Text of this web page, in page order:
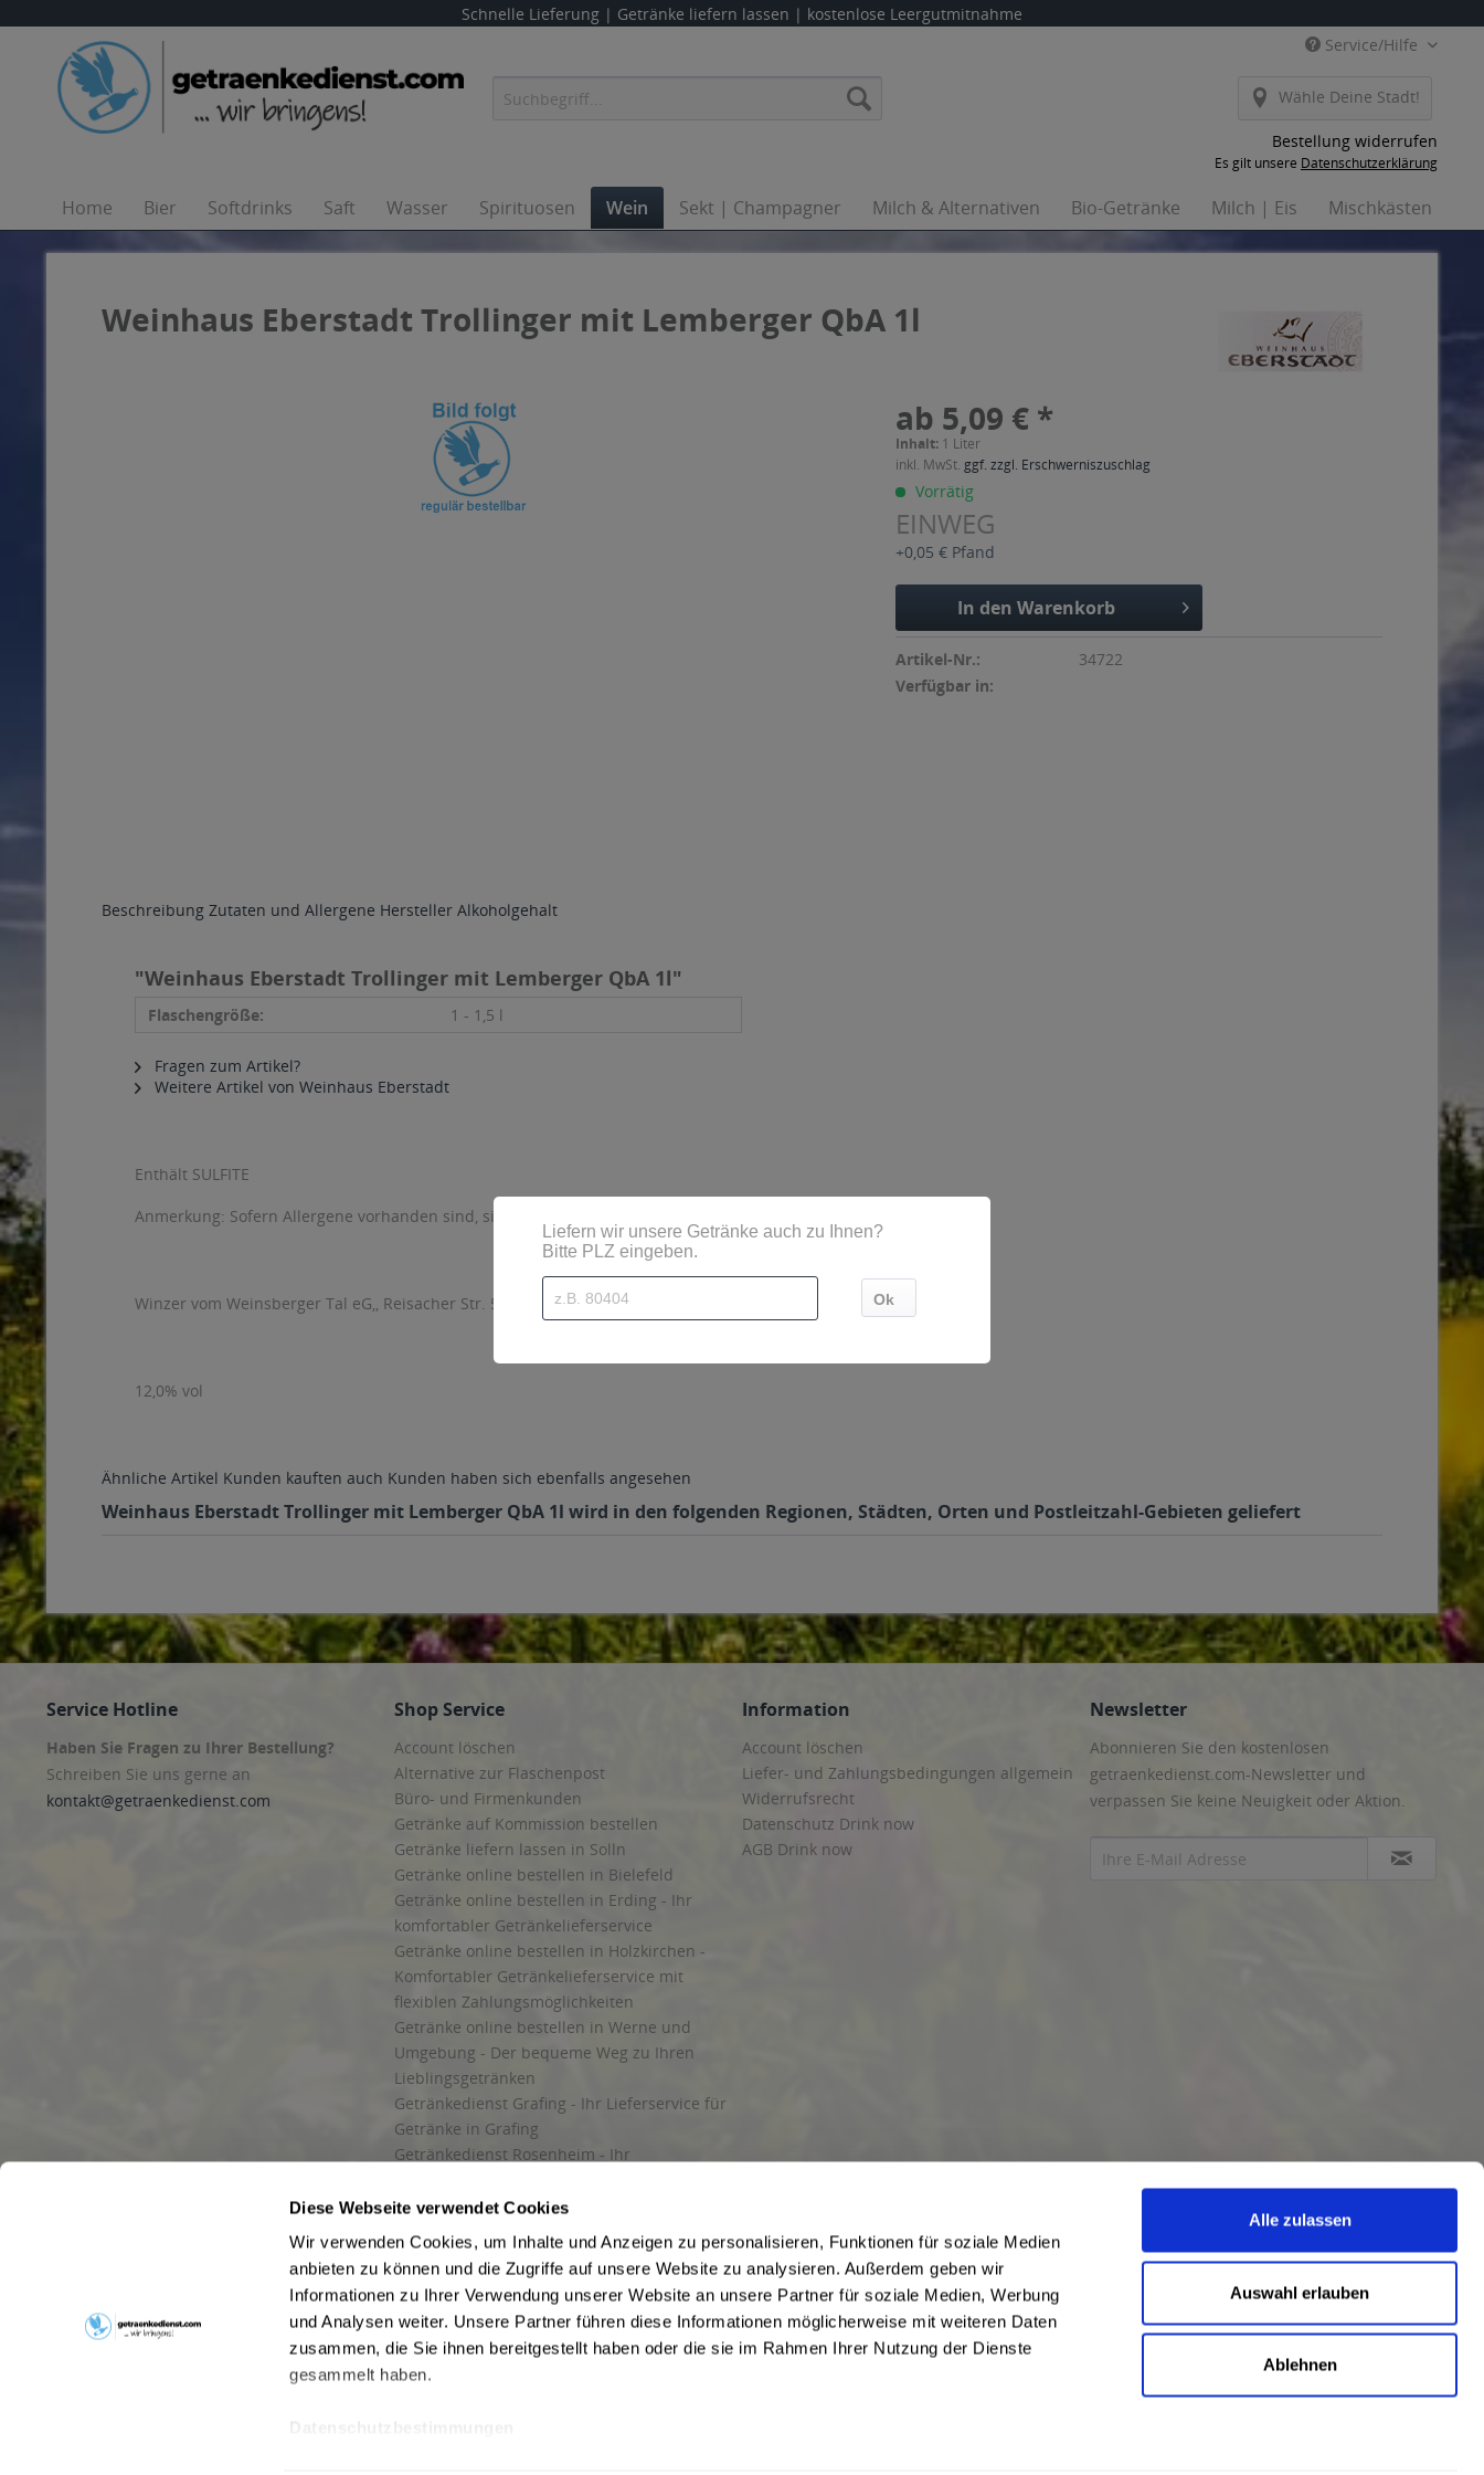
Diese Webseite verwendet Cookies
Wir verwenden Cookies, um Inhalte und Anzeigen zu personalisieren, Funktionen für soziale Medien
anbieten zu können und die Zugriffe auf unsere Website zu analysieren. Außerdem geben wir
Informationen zu Ihrer Verwendung unserer Website an unsere Partner für soziale Medien, Werbung
und Analysen weiter. Unsere Partner führen diese Informationen möglicherweise mit weiteren Daten
zusammen, die Sie ihnen bereitgestellt haben oder die sie im Rahmen Ihrer Nutzung der Dienste
gesammelt haben.
Alle zulassen
Auswahl erlauben
Ablehnen
Schnelle Lieferung | Getränke liefern lassen | kostenlose Leergutmitnahme
Service/Hilfe
Wähle Deine Stadt!
Bestellung widerrufen
Es gilt unsere Datenschutzerklärung
Home Bier Softdrinks Saft Wasser Spirituosen Wein Sekt | Champagner Milch & Alternativen Bio-Getränke Milch | Eis Mischkästen
Weinhaus Eberstadt Trollinger mit Lemberger QbA 1l
ab 5,09 € *
Inhalt: 1 Liter
inkl. MwSt. ggf. zzgl. Erschwerniszuschlag
Vorrätig
EINWEG
+0,05 € Pfand
In den Warenkorb
Artikel-Nr.:
34722
Verfügbar in:
Beschreibung Zutaten und Allergene Hersteller Alkoholgehalt
"Weinhaus Eberstadt Trollinger mit Lemberger QbA 1l"
Flaschengröße: 1 - 1,5 l
Fragen zum Artikel?
Weitere Artikel von Weinhaus Eberstadt
Enthält SULFITE
Anmerkung: Sofern Allergene vorhanden sind, sind diese mittels Großbuchstaben besonders hervorgehoben
Winzer vom Weinsberger Tal eG,, Reisacher Str. 5, 74245 Löwenstein, Deutschland
12,0% vol
Ähnliche Artikel Kunden kauften auch Kunden haben sich ebenfalls angesehen
Weinhaus Eberstadt Trollinger mit Lemberger QbA 1l wird in den folgenden Regionen, Städten, Orten und Postleitzahl-Gebieten geliefert
Service Hotline
Haben Sie Fragen zu Ihrer Bestellung?
Schreiben Sie uns gerne an
kontakt@getraenkedienst.com
Shop Service
Account löschen
Alternative zur Flaschenpost
Büro- und Firmenkunden
Getränke auf Kommission bestellen
Getränke liefern lassen in Solln
Getränke online bestellen in Bielefeld
Getränke online bestellen in Erding - Ihr
komfortabler Getränkelieferservice
Getränke online bestellen in Holzkirchen -
Komfortabler Getränkelieferservice mit
flexiblen Zahlungsmöglichkeiten
Getränke online bestellen in Werne und
Umgebung - Der bequeme Weg zu Ihren
Lieblingsgetränken
Getränkedienst Grafing - Ihr Lieferservice für
Getränke in Grafing
Getränkedienst Rosenheim - Ihr
und Umgebung
Getränkelieferung in Starnberg
Liefergebiet
Lieferservice für Getränke
Wir liefern Getränke
Kontakt
Newsletter
Information
Account löschen
Liefer- und Zahlungsbedingungen allgemein
Widerrufsrecht
Datenschutz Drink now
AGB Drink now
Newsletter
Abonnieren Sie den kostenlosen
getraenkedienst.com-Newsletter und
verpassen Sie keine Neuigkeit oder Aktion.